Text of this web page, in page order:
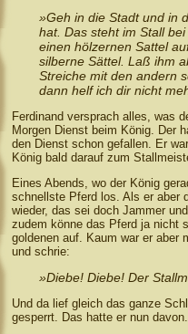
»Geh in die Stadt und in
hat. Das steht im Stall
einen hölzernen Sattel
silberne Sättel. Laß ihm
Streiche mit den andern
dann helf ich dir nicht
Ferdinand versprach alles, was
Morgen Dienst beim König. Der
den Dienst schon gefallen. Er
König bald darauf zum
Eines Abends, wo der König
schnellste Pferd los. Als er aber
wieder, das sei doch Jammer
zudem könne das Pferd ja nicht
goldenen auf. Kaum war er aber
und schrie:
»Diebe! Diebe! Der
Und da lief gleich das ganze
gesperrt. Das hatte er nun